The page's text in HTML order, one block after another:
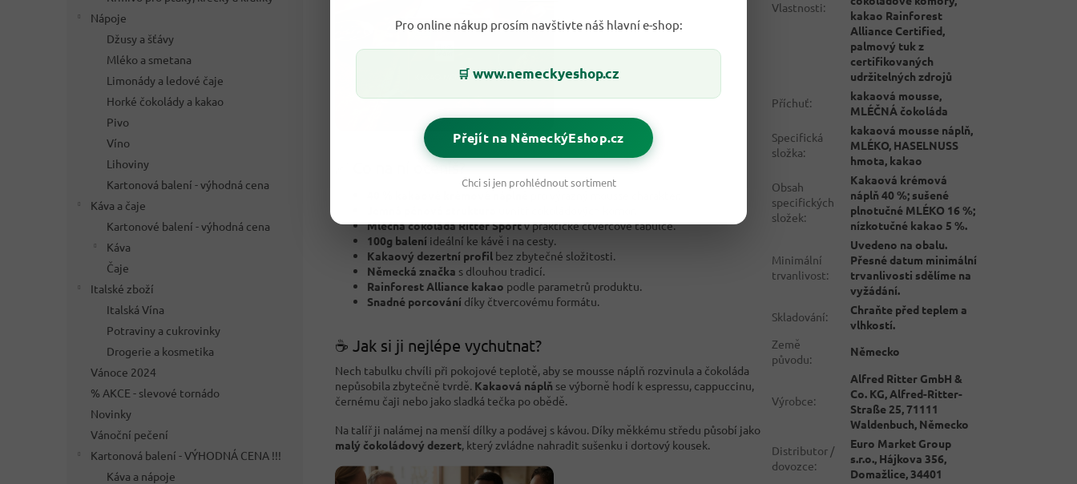
Pro online nákup prosím navštivte náš hlavní e-shop:
🛒 www.nemeckyeshop.cz
Přejít na NěmeckýEshop.cz
Chci si jen prohlédnout sortiment
Nápoje
Džusy a šťávy
Mléko a smetana
Limonády a ledové čaje
Horké čokolády a kakao
Pivo
Víno
Lihoviny
Kartonová balení - výhodná cena
Káva a čaje
Kartonové balení - výhodná cena
Káva
Čaje
Italské zboží
Italská Vína
Potraviny a cukrovinky
Drogerie a kosmetika
Vánoce 2024
% AKCE - slevové tornádo
Novinky
Vánoční pečení
Kartonová balení - VÝHODNÁ CENA !!!
Káva a nápoje
✅ Co na ní oceníš?
Mléčná čokoláda Ritter Sportv praktické čtvercové tabulce.
100g balení ideální ke kávě i na cesty.
Kakaový dezertní profil bez zbytečné složitosti.
Německá značka s dlouhou tradicí.
Rainforest Alliance kakao podle parametrů produktu.
Snadné porcování díky čtvercovému formátu.
☕ Jak si ji nejlépe vychutnat?
Nech tabulku chvíli při pokojové teplotě, aby se mousse náplň rozvinula a čokoláda
nepůsobila zbytečně tvrdě. Kakaová náplň se výborně hodí k espressu, cappuccinu,
černému čaji nebo jako sladká tečka po obědě.
Na talíř ji nalámej na menší dílky a podávej s kávou. Díky měkkému středu působí jako
malý čokoládový dezert, který zvládne nahradit sušenku i dortový kousek.
Vlastnosti:
kakao Rainforest
Alliance Certified,
palmový tuk z
certifikovaných
udržitelných zdrojů
Příchuť:
kakaová mousse,
MLÉČNÁ čokoláda
Specifická
složka:
kakaová mousse náplň,
MLÉKO, HASELNUSS
hmota, kakao
Obsah
specifických
složek:
Kakaová krémová
náplň 40 %; sušené
plnotučné MLÉKO 16 %;
nízkotučné kakao 5 %.
Minimální
trvanlivost:
Uvedeno na obalu.
Přesné datum minimální
trvanlivosti sdělíme na
vyžádání.
Skladování:
Chraňte před teplem a
vlhkostí.
Země
původu:
Německo
Výrobce:
Alfred Ritter GmbH &
Co. KG, Alfred-Ritter-
Straße 25, 71111
Waldenbuch, Německo
Distributor /
dovozce:
Euro Market Group
s.r.o., Hájkova 356,
Domažlice, 34401